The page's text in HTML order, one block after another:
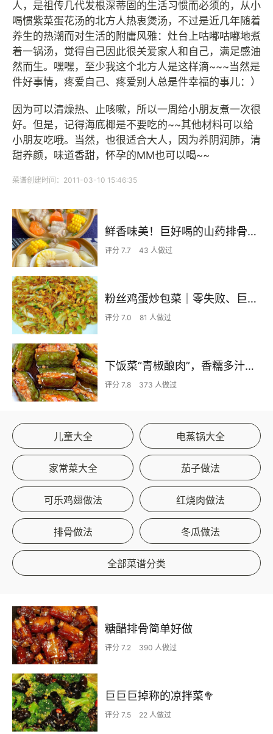
人，是祖传几代发根深蒂固的生活习惯而必须的，从小
喝惯紫菜蛋花汤的北方人热衷煲汤，不过是近几年随着
养生的热潮而对生活的附庸风雅：灶台上咕嘟咕嘟地煮
着一锅汤，觉得自己因此很关爱家人和自己，满足感油
然而生。嘿嘿，至少我这个北方人是这样滴~~~当然是
件好事情，疼爱自己、疼爱别人总是件幸福的事儿：）
因为可以清燥热、止咳嗽，所以一周给小朋友煮一次很
好。但是，记得海底椰是不要吃的~~其他材料可以给
小朋友吃哦。当然，也很适合大人，因为养阴润肺，清
甜养颜，味道香甜，怀孕的MM也可以喝~~
菜谱创建时间：2011-03-10 15:46:35
鲜香味美！巨好喝的山药排骨汤！！
评分 7.7 43 人做过
粉丝鸡蛋炒包菜｜零失败、巨下饭
评分 7.0 81 人做过
下饭菜“青椒酿肉”，香糯多汁鲜嫩下饭
评分 7.8 373 人做过
儿童大全 电蒸锅大全
家常菜大全 茄子做法
可乐鸡翅做法 红烧肉做法
排骨做法 冬瓜做法
全部菜谱分类
糖醋排骨简单好做
评分 7.2 390 人做过
巨巨巨掉称的凉拌菜🥦
评分 7.5 22 人做过